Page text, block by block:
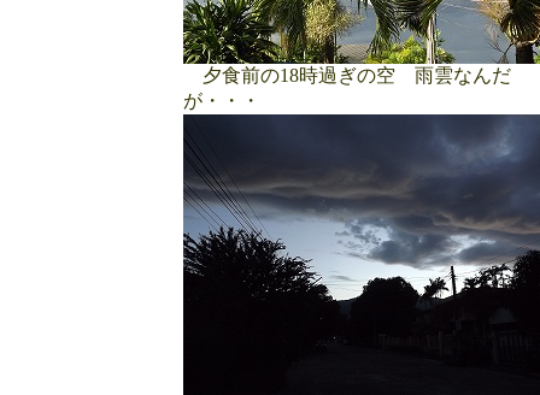
夕食前の18時過ぎの空 雨雲なんだ
が・・・